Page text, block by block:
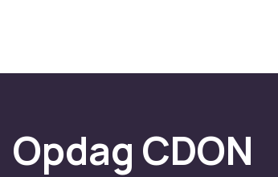
Opdag CDON